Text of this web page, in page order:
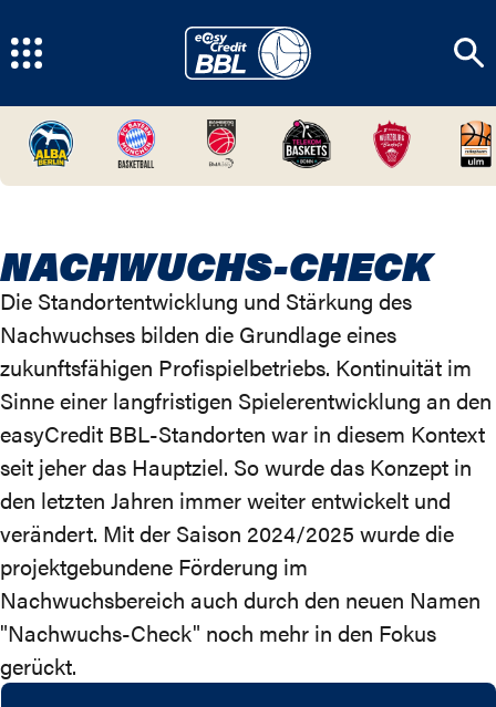
NACHWUCHS-CHECK
Die Standortentwicklung und Stärkung des
Nachwuchses bilden die Grundlage eines
zukunftsfähigen Profispielbetriebs. Kontinuität im
Sinne einer langfristigen Spielerentwicklung an den
easyCredit BBL-Standorten war in diesem Kontext
seit jeher das Hauptziel. So wurde das Konzept in
den letzten Jahren immer weiter entwickelt und
verändert. Mit der Saison 2024/2025 wurde die
projektgebundene Förderung im
Nachwuchsbereich auch durch den neuen Namen
"Nachwuchs-Check" noch mehr in den Fokus
gerückt.